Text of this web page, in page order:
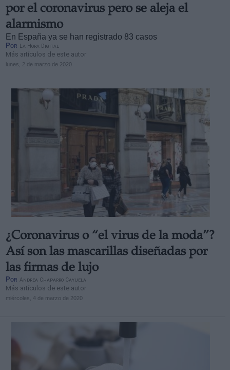
por el coronavirus pero se aleja el
alarmismo
En España ya se han registrado 83 casos
Por La Hora Digital
Más artículos de este autor
lunes, 2 de marzo de 2020
¿Coronavirus o “el virus de la moda”?
Así son las mascarillas diseñadas por
las firmas de lujo
Por Andrea Chaparro Cayuela
Más artículos de este autor
miércoles, 4 de marzo de 2020